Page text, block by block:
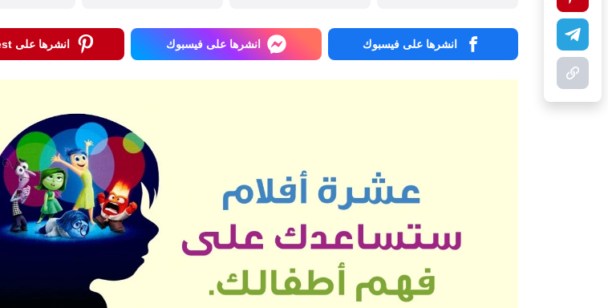
انشرها على فيسبوك انشرها على فيسبوك انشرها على Pinterest